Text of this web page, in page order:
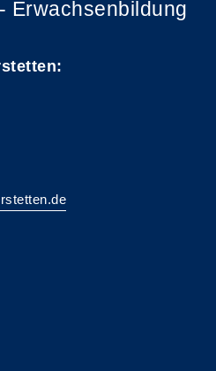
Erwachsenbildung